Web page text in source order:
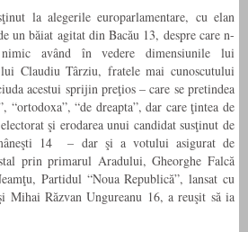
la alegerile europarlamentare, cu elan
un băiat agitat din Bacău 13, despre care n-
având în vedere dimensiunile lui
Claudiu Târziu, fratele mai cunoscutului
acestui sprijin preţios – care se pretindea
“ortodoxa”, “de dreapta”, dar care ţintea de
şi erodarea unui candidat susţinut de
14 – dar şi a votului asigurat de
prin primarul Aradului, Gheorghe Falcă
Partidul “Noua Republică”, lansat cu
Mihai Răzvan Ungureanu 16, a reuşit să ia